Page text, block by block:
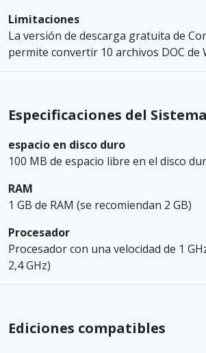
Limitaciones
La versión de descarga gratuita de
permite convertir 10 archivos DOC de
Especificaciones del Sistema
espacio en disco duro
100 MB de espacio libre en el disco
RAM
1 GB de RAM (se recomiendan 2 GB)
Procesador
Procesador con una velocidad de 1
2,4 GHz)
Ediciones compatibles